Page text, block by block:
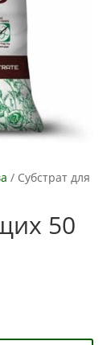
/ Субстрат для
50